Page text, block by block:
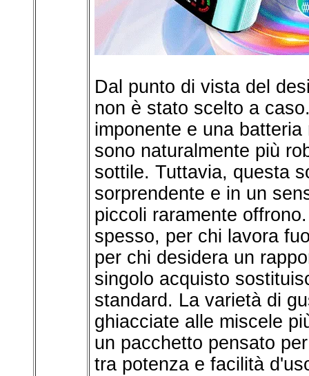
Dal punto di vista del
non è stato scelto a
imponente e una
sono naturalmente più
sottile. Tuttavia, questa
sorprendente e in un
piccoli raramente
spesso, per chi lavora
per chi desidera un
singolo acquisto
standard. La varietà di
ghiacciate alle miscele
un pacchetto pensato
tra potenza e facilità